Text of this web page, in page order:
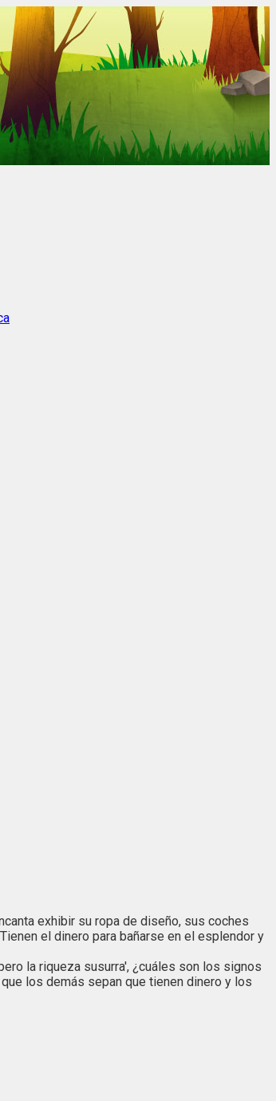
exhibir su ropa de diseño, sus coches
el dinero para bañarse en el esplendor y
la riqueza susurra', ¿cuáles son los signos
los demás sepan que tienen dinero y los